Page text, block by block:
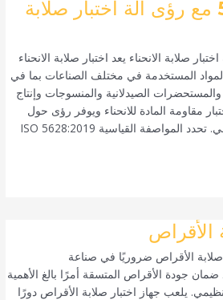
دليل الأيزو 5628 مع رؤى آلة اختبار صلابة
مع رؤى آلة اختبار صلابة الانحناء يعد اختبار صلابة الانحناء
المستخدمة في مختلف الصناعات بما في
الصيدلانية والمنسوجات وإنتاج
مقاومة المادة للانحناء ويوفر رؤى حول
صلابتها ومرونتها وأدائها الهيكلي. تحدد المواصفة القياسية ISO 5628:2019
الأقراص
صلابة الأقراص ضروريًا في صناعة
جودة الأقراص المتسقة أمرًا بالغ الأهمية
يلعب جهاز اختبار صلابة الأقراص دورًا